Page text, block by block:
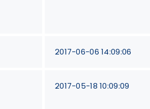
2017-06-06 14:09:06
2017-05-18 10:09:09